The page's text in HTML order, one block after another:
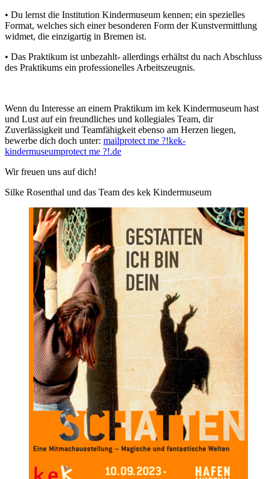
• Du lernst die Institution Kindermuseum kennen; ein spezielles
Format, welches sich einer besonderen Form der Kunstvermittlung
widmet, die einzigartig in Bremen ist.
• Das Praktikum ist unbezahlt- allerdings erhältst du nach Abschluss
des Praktikums ein professionelles Arbeitszeugnis.
Wenn du Interesse an einem Praktikum im kek Kindermuseum hast
und Lust auf ein freundliches und kollegiales Team, dir
Zuverlässigkeit und Teamfähigkeit ebenso am Herzen liegen,
bewerbe dich doch unter: mailprotect me ?!kek-
kindermuseumprotect me ?!.de
Wir freuen uns auf dich!
Silke Rosenthal und das Team des kek Kindermuseum